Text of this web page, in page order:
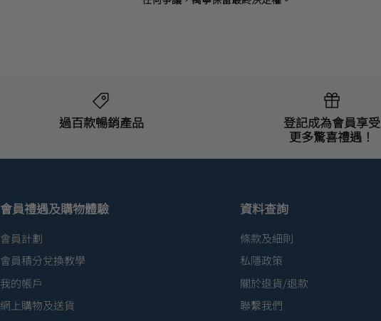
過百款暢銷產品
登記成為會員享受
更多驚喜禮遇！
會員禮遇及購物體驗
會員計劃
會員積分兌換教學
我的帳戶
網上購物及送貨
資料查詢
條款及細則
私隱政策
關於退貨/退款
聯繫我們